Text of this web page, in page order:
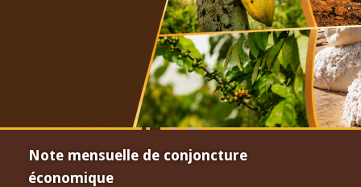
Note mensuelle de conjoncture
économique